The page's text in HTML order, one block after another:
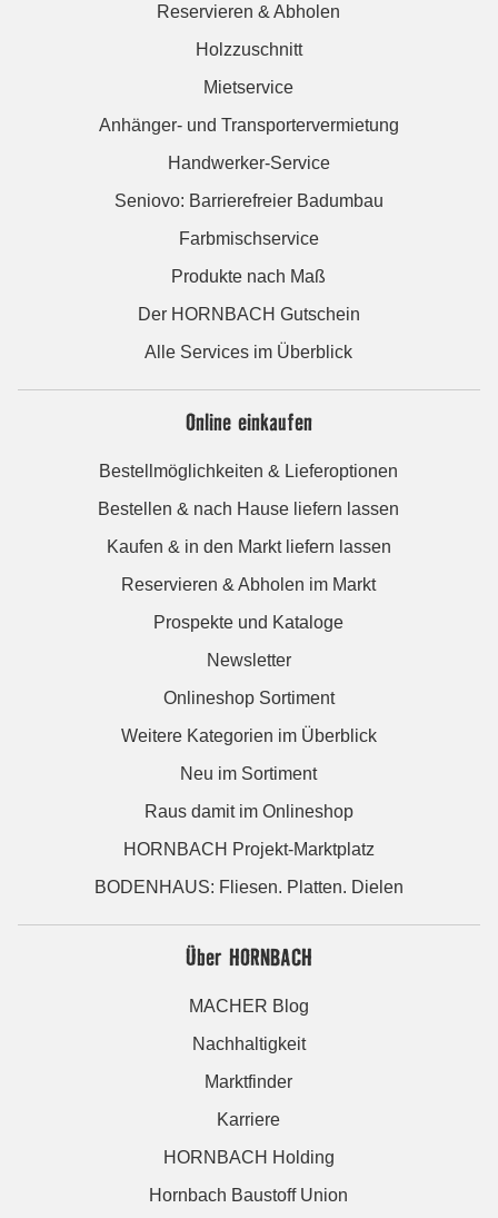
Reservieren & Abholen
Holzzuschnitt
Mietservice
Anhänger- und Transportervermietung
Handwerker-Service
Seniovo: Barrierefreier Badumbau
Farbmischservice
Produkte nach Maß
Der HORNBACH Gutschein
Alle Services im Überblick
Online einkaufen
Bestellmöglichkeiten & Lieferoptionen
Bestellen & nach Hause liefern lassen
Kaufen & in den Markt liefern lassen
Reservieren & Abholen im Markt
Prospekte und Kataloge
Newsletter
Onlineshop Sortiment
Weitere Kategorien im Überblick
Neu im Sortiment
Raus damit im Onlineshop
HORNBACH Projekt-Marktplatz
BODENHAUS: Fliesen. Platten. Dielen
Über HORNBACH
MACHER Blog
Nachhaltigkeit
Marktfinder
Karriere
HORNBACH Holding
Hornbach Baustoff Union